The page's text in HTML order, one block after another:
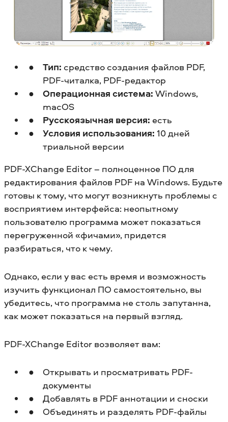
Тип: средство создания файлов PDF,
PDF-читалка, PDF-редактор
Операционная система: Windows,
macOS
Русскоязычная версия: есть
Условия использования: 10 дней
триальной версии
PDF-XChange Editor – полноценное ПО для
редактирования файлов PDF на Windows. Будьте
готовы к тому, что могут возникнуть проблемы с
восприятием интерфейса: неопытному
пользователю программа может показаться
перегруженной «фичами», придется
разбираться, что к чему.
Однако, если у вас есть время и возможность
изучить функционал ПО самостоятельно, вы
убедитесь, что программа не столь запутанна,
как может показаться на первый взгляд.
PDF-XChange Editor возволяет вам:
Открывать и просматривать PDF-
документы
Добавлять в PDF аннотации и сноски
Объединять и разделять PDF-файлы